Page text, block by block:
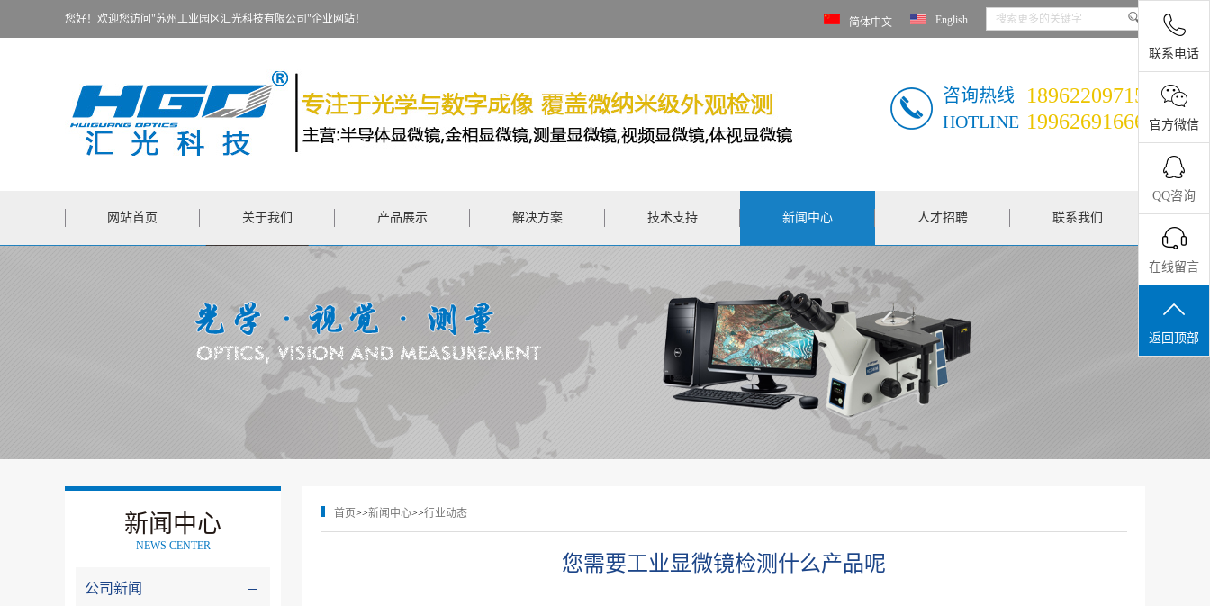
您好！欢迎您访问"苏州工业园区汇光科技有限公司"企业网站！ 简体中文 English
咨询热线
HOTLINE
18962209715
19962691666
网站首页 关于我们 产品展示 解决方案 技术支持 新闻中心 人才招聘 联系我们
新闻中心
NEWS CENTER
公司新闻
首页>>新闻中心>>行业动态
您需要工业显微镜检测什么产品呢
联系电话
官方微信
QQ咨询
在线留言
返回顶部